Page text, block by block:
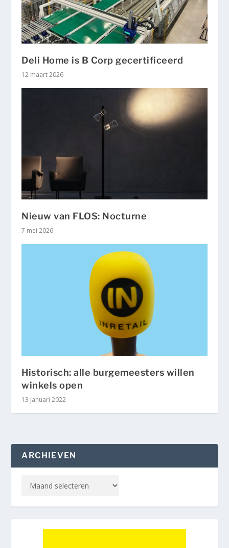
Deli Home is B Corp gecertificeerd
12 maart 2026
Nieuw van FLOS: Nocturne
7 mei 2026
Historisch: alle burgemeesters willen
winkels open
13 januari 2022
ARCHIEVEN